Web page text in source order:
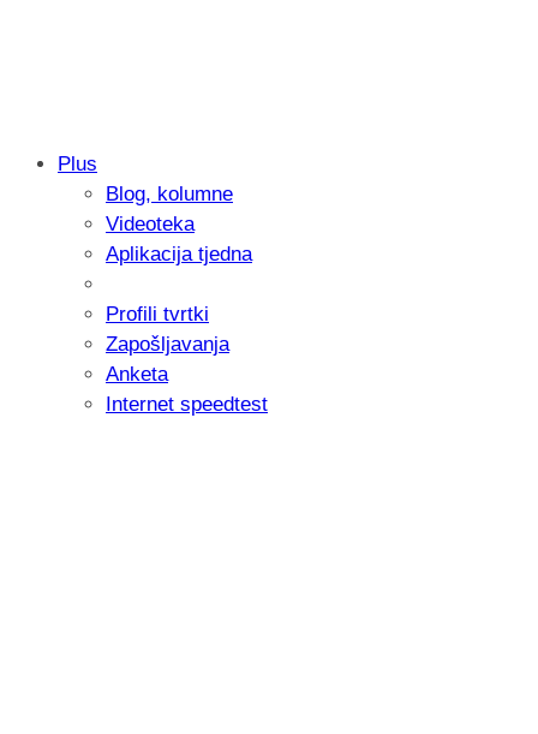
Samsung otkrio kako je nastajala
donijelo tanje i izdržljivije preklopne
Plus
Blog, kolumne
Videoteka
Aplikacija tjedna
Profili tvrtki
Zapošljavanja
Anketa
Internet speedtest